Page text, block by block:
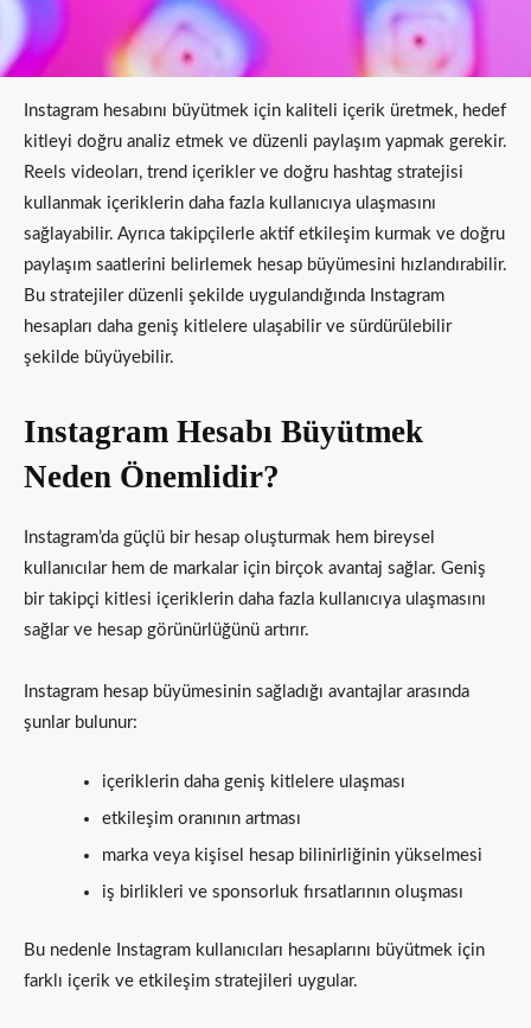
Instagram hesabını büyütmek için kaliteli içerik üretmek, hedef
kitleyi doğru analiz etmek ve düzenli paylaşım yapmak gerekir.
Reels videoları, trend içerikler ve doğru hashtag stratejisi
kullanmak içeriklerin daha fazla kullanıcıya ulaşmasını
sağlayabilir. Ayrıca takipçilerle aktif etkileşim kurmak ve doğru
paylaşım saatlerini belirlemek hesap büyümesini hızlandırabilir.
Bu stratejiler düzenli şekilde uygulandığında Instagram
hesapları daha geniş kitlelere ulaşabilir ve sürdürülebilir
şekilde büyüyebilir.
Instagram Hesabı Büyütmek
Neden Önemlidir?
Instagram’da güçlü bir hesap oluşturmak hem bireysel
kullanıcılar hem de markalar için birçok avantaj sağlar. Geniş
bir takipçi kitlesi içeriklerin daha fazla kullanıcıya ulaşmasını
sağlar ve hesap görünürlüğünü artırır.
Instagram hesap büyümesinin sağladığı avantajlar arasında
şunlar bulunur:
içeriklerin daha geniş kitlelere ulaşması
etkileşim oranının artması
marka veya kişisel hesap bilinirliğinin yükselmesi
iş birlikleri ve sponsorluk fırsatlarının oluşması
Bu nedenle Instagram kullanıcıları hesaplarını büyütmek için
farklı içerik ve etkileşim stratejileri uygular.